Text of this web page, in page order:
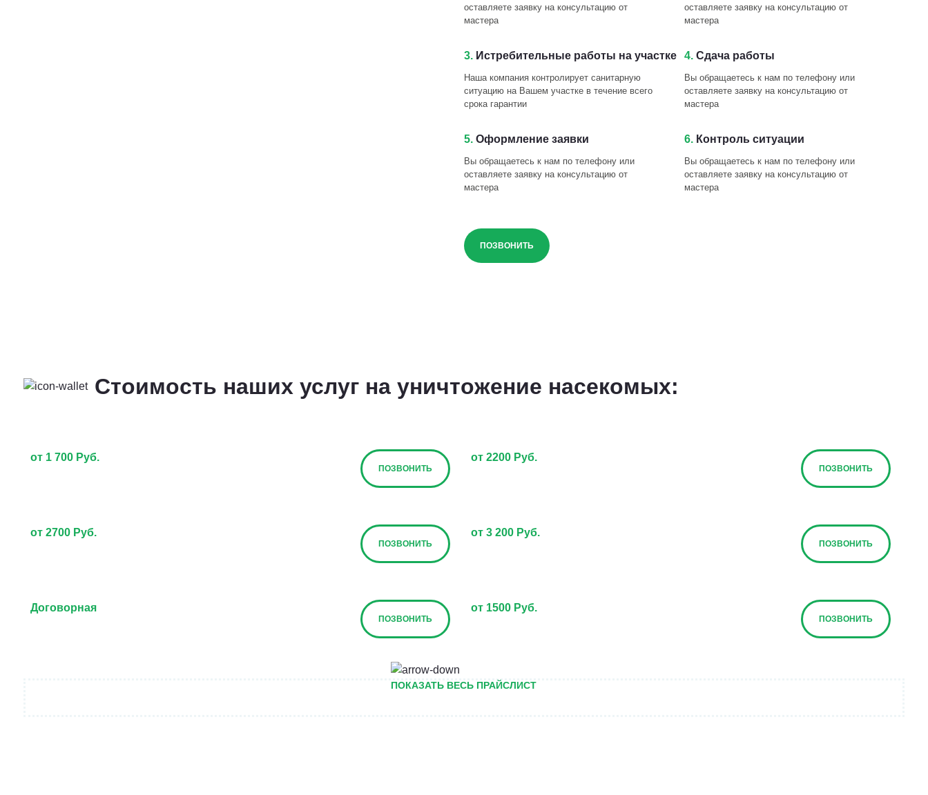
оставляете заявку на консультацию от
мастера
оставляете заявку на консультацию от
мастера
3. Истребительные работы на участке
Наша компания контролирует санитарную
ситуацию на Вашем участке в течение всего
срока гарантии
4. Сдача работы
Вы обращаетесь к нам по телефону или
оставляете заявку на консультацию от
мастера
5. Оформление заявки
Вы обращаетесь к нам по телефону или
оставляете заявку на консультацию от
мастера
6. Контроль ситуации
Вы обращаетесь к нам по телефону или
оставляете заявку на консультацию от
мастера
ПОЗВОНИТЬ
Стоимость наших услуг на уничтожение насекомых:
от 1 700 Руб.
ПОЗВОНИТЬ
от 2200 Руб.
ПОЗВОНИТЬ
от 2700 Руб.
ПОЗВОНИТЬ
от 3 200 Руб.
ПОЗВОНИТЬ
Договорная
ПОЗВОНИТЬ
от 1500 Руб.
ПОЗВОНИТЬ
от 5000 руб.
ПОКАЗАТЬ ВЕСЬ ПРАЙСЛИСТ